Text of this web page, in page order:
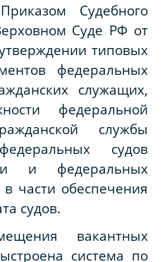
Судебного
Суде РФ от
типовых
федеральных
служащих,
федеральной
службы
судов
и федеральных
части обеспечения
судов.
вакантных
система по